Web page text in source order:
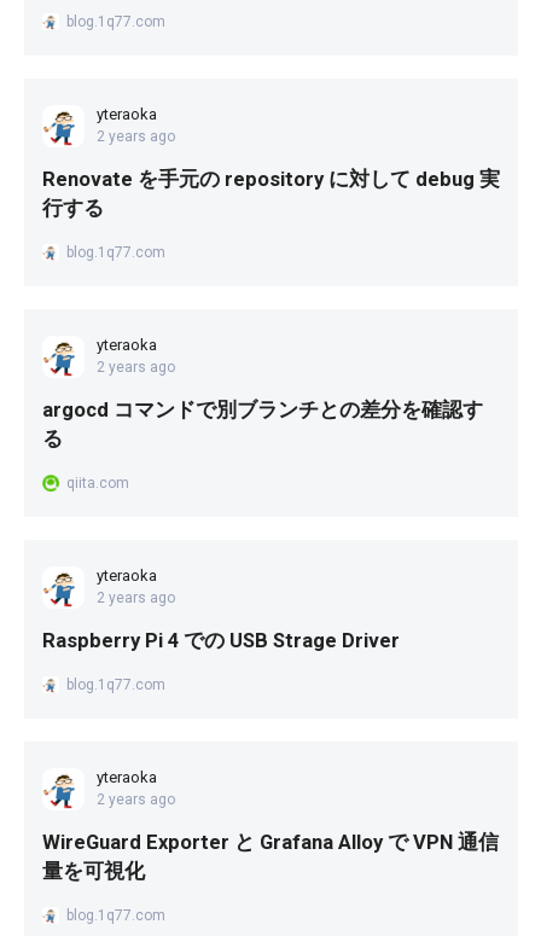
blog.1q77.com
yteraoka
2 years ago
Renovate を手元の repository に対して debug 実
行する
blog.1q77.com
yteraoka
2 years ago
argocd コマンドで別ブランチとの差分を確認す
る
qiita.com
yteraoka
2 years ago
Raspberry Pi 4 での USB Strage Driver
blog.1q77.com
yteraoka
2 years ago
WireGuard Exporter と Grafana Alloy で VPN 通信
量を可視化
blog.1q77.com